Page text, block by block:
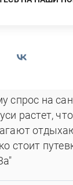
спрос на
растет, что
стоит